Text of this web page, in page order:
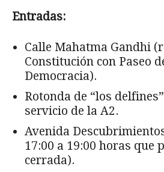
Entradas:
Calle Mahatma Gandhi
Constitución con Paseo
Democracia).
Rotonda de “los
servicio de la A2.
Avenida
17:00 a 19:00 horas que
cerrada).